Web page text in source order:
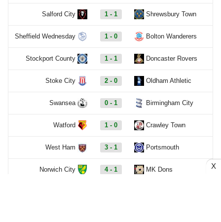
Salford City 1 - 1 Shrewsbury Town
Sheffield Wednesday 1 - 0 Bolton Wanderers
Stockport County 1 - 1 Doncaster Rovers
Stoke City 2 - 0 Oldham Athletic
Swansea 0 - 1 Birmingham City
Watford 1 - 0 Crawley Town
West Ham 3 - 1 Portsmouth
Norwich City 4 - 1 MK Dons X